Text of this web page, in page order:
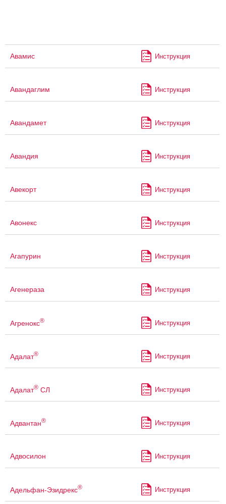
Авамис Инструкция
Авандаглим Инструкция
Авандамет Инструкция
Авандия Инструкция
Авекорт Инструкция
Авонекс Инструкция
Агапурин Инструкция
Агенераза Инструкция
Агренокс® Инструкция
Адалат® Инструкция
Адалат® СЛ Инструкция
Адвантан® Инструкция
Адвосилон Инструкция
Адельфан-Эзидрекс® Инструкция